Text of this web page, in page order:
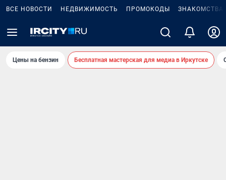
ВСЕ НОВОСТИ НЕДВИЖИМОСТЬ ПРОМОКОДЫ ЗНАКОМСТВА
Цены на бензин Бесплатная мастерская для медиа в Иркутске